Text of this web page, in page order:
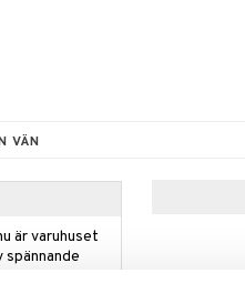
VÄN
är varuhuset